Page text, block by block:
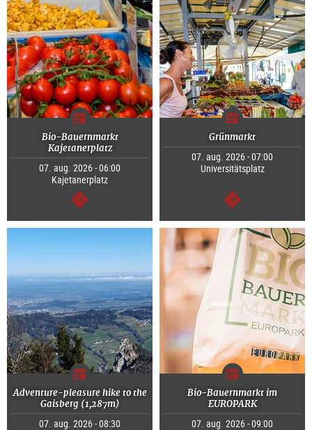
Bio-Bauernmarkt
Kajetanerplatz
07. aug. 2026 - 06:00
Kajetanerplatz
Tovább
Grünmarkt
07. aug. 2026 - 07:00
Universitätsplatz
Tovább
Adventure-pleasure hike to the
Gaisberg (1,287m)
07. aug. 2026 - 08:30
Bio-Bauernmarkt im
EUROPARK
07. aug. 2026 - 09:00